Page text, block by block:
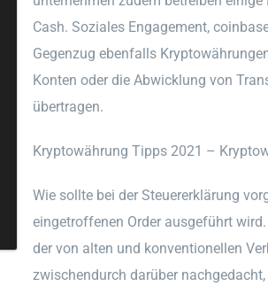
Cash. Soziales Engagement,
Gegenzug ebenfalls
Konten oder die Abwicklung von
übertragen.
Kryptowährung Tipps 2021 –
Wie sollte bei der Steuererklärung
eingetroffenen Order ausgeführt
der von alten und konventionellen
zwischendurch darüber